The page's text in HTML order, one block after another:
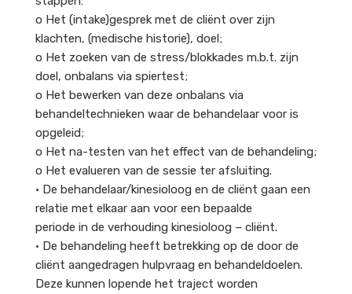
o Het (intake)gesprek met de cliënt over zijn
klachten, (medische historie), doel;
o Het zoeken van de stress/blokkades m.b.t. zijn
doel, onbalans via spiertest;
o Het bewerken van deze onbalans via
behandeltechnieken waar de behandelaar voor is
opgeleid;
o Het na-testen van het effect van de behandeling;
o Het evalueren van de sessie ter afsluiting.
• De behandelaar/kinesioloog en de cliënt gaan een
relatie met elkaar aan voor een bepaalde
periode in de verhouding kinesioloog – cliënt.
• De behandeling heeft betrekking op de door de
cliënt aangedragen hulpvraag en behandeldoelen.
Deze kunnen lopende het traject worden